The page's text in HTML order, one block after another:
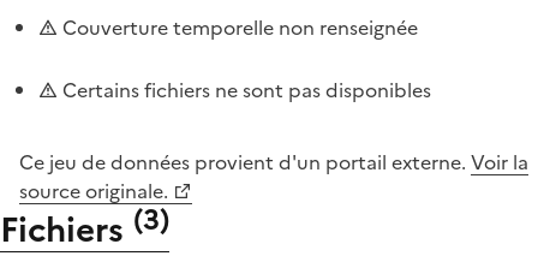
Couverture temporelle non renseignée
Certains fichiers ne sont pas disponibles
Ce jeu de données provient d'un portail externe. Voir la
source originale.
Fichiers (3)